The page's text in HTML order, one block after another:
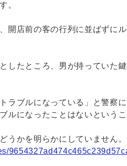
。
開店前の客の行列に並ばずに
したところ、男が持っていた
ラブルになっている」と警察
ルになったことはないというこ
うかを明らかにしていません。